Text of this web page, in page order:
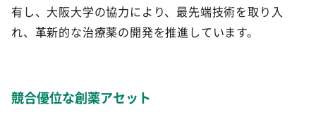
有し、大阪大学の協力により、最先端技術を取り入
れ、革新的な治療薬の開発を推進しています。
競合優位な創薬アセット